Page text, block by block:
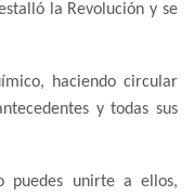
la Revolución y se
haciendo circular
y todas sus
puedes unirte a ellos,